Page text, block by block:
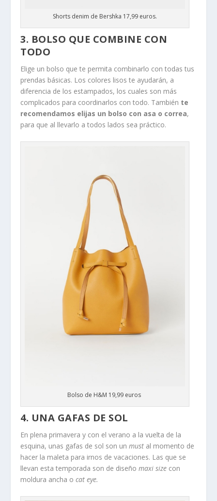
Shorts denim de Bershka 17,99 euros.
3. BOLSO QUE COMBINE CON
TODO
Elige un bolso que te permita combinarlo con todas tus
prendas básicas. Los colores lisos te ayudarán, a
diferencia de los estampados, los cuales son más
complicados para coordinarlos con todo. También te
recomendamos elijas un bolso con asa o correa,
para que al llevarlo a todos lados sea práctico.
Bolso de H&M 19,99 euros
4. UNA GAFAS DE SOL
En plena primavera y con el verano a la vuelta de la
esquina, unas gafas de sol son unmust al momento de
hacer la maleta para irnos de vacaciones. Las que se
llevan esta temporada son de diseñomaxi size con
moldura ancha ocat eye.